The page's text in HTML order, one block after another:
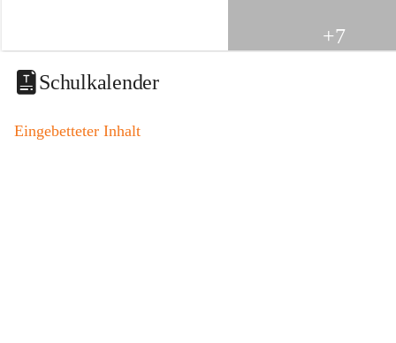
i
t
a
o
+7
Schulkalender
Eingebetteter Inhalt